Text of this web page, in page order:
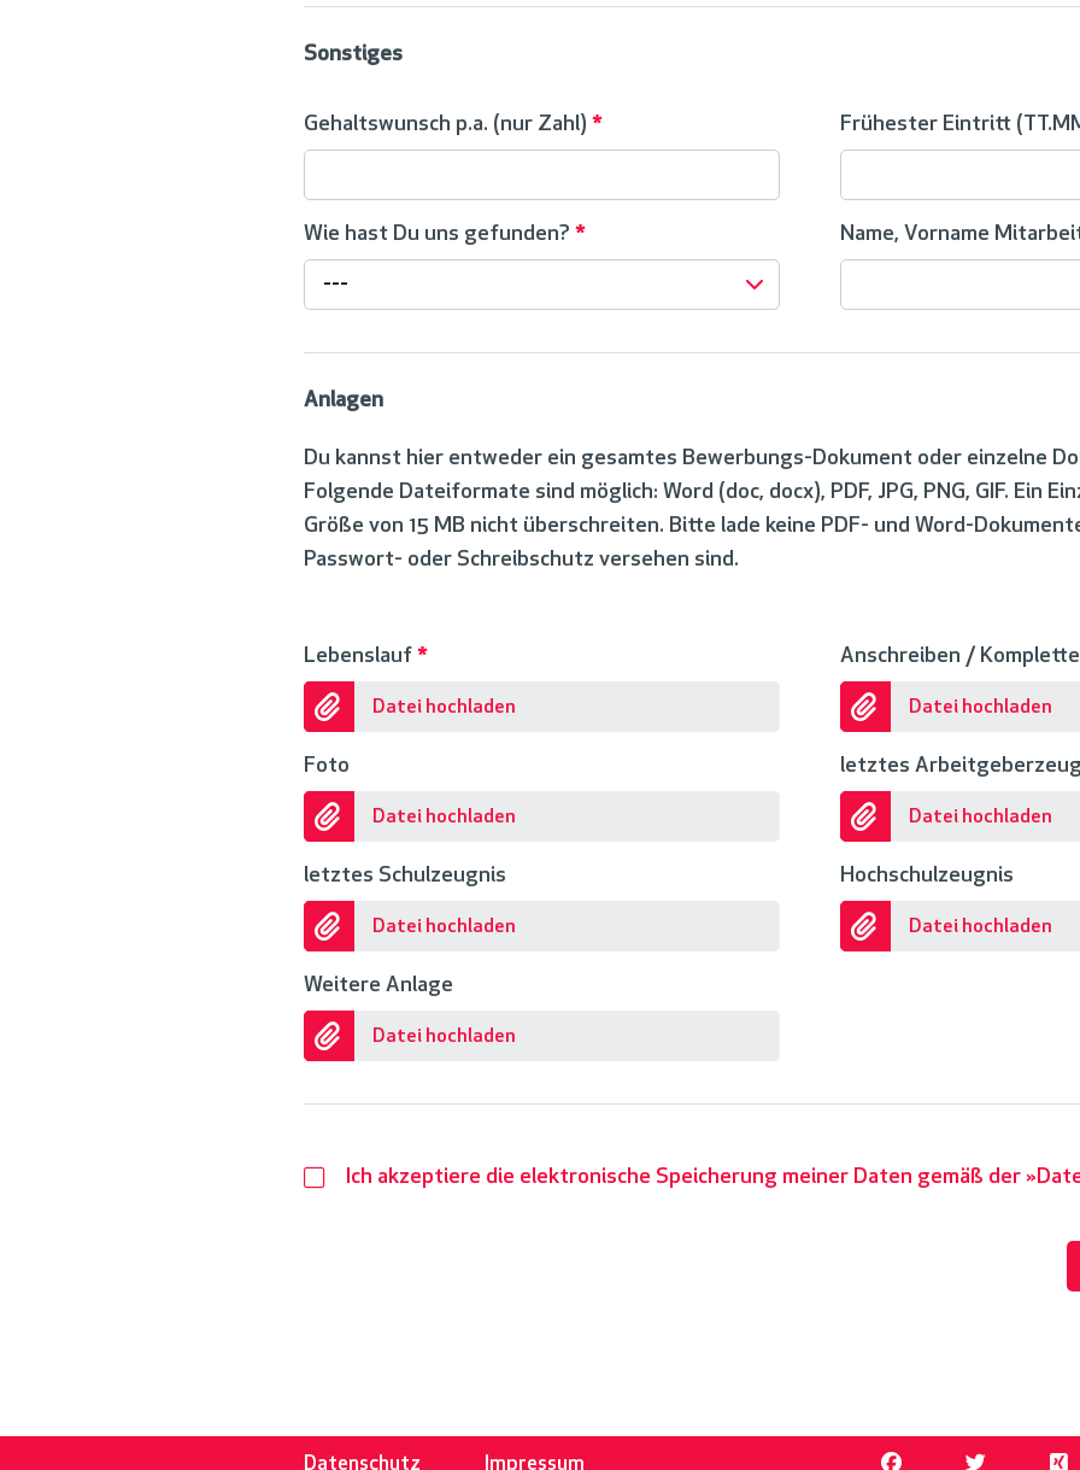
Sonstiges
Gehaltswunsch p.a. (nur Zahl) * Frühester Eintritt
Wie hast Du uns gefunden? *
---
Name, Vorname
Anlagen
Du kannst hier entweder ein gesamtes Bewerbungs-Dokument oder einzelne
Folgende Dateiformate sind möglich: Word (doc, docx), PDF, JPG, PNG, GIF. Ein
Größe von 15 MB nicht überschreiten. Bitte lade keine PDF- und Word-
Passwort- oder Schreibschutz versehen sind.
Lebenslauf *
Datei hochladen
Anschreiben /
Datei hochladen
Foto
Datei hochladen
letztes
Datei hochladen
letztes Schulzeugnis
Datei hochladen
Hochschulzeugnis
Datei hochladen
Weitere Anlage
Datei hochladen
Ich akzeptiere die elektronische Speicherung meiner Daten gemäß der
Datenschutz Impressum